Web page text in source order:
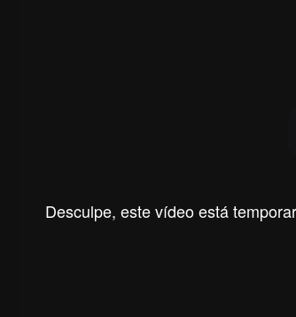
Desculpe, este vídeo está